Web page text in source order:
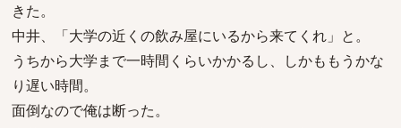
きた。
中井、「大学の近くの飲み屋にいるから来てくれ」と。
うちから大学まで一時間くらいかかるし、しかももうかな
り遅い時間。
面倒なので俺は断った。